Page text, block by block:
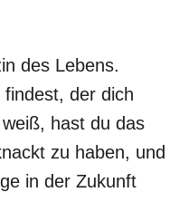
des Lebens.
der dich
hast du das
zu haben, und
in der Zukunft